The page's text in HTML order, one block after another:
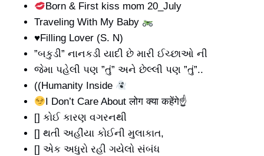
Born & First kiss mom 20_July
Traveling With My Baby
♥️Filling Lover (S. N)
”બકુડી” નાનકડી યાદી છે મારી ઈચ્છાઓ ની
જેમા પહેલી પણ ”તું” અને છેલ્લી પણ ”તું”..
((Humanity Inside
I Don’t Care About लोग क्या कहेंगे☝
[] કોઈ કારણ વગરનથી
[] થતી અહીંયા કોઈની મુલાકાત,
[] એક અધુરો રહી ગયેલો સંબંધ